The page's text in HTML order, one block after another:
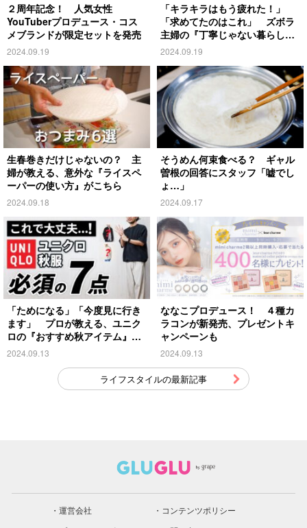
２周年記念！ 人気女性
YouTuberプロデュース・コス
メブランドが限定セットを発売
2024.09.19
「キラキラはもう疲れた！」
「求めてたのはこれ」 ズボラ
主婦の『丁寧じゃない暮らし』
がこちら
2024.09.19
生春巻きだけじゃないの？ 主
婦が教える、意外な『ライスペ
ーパーの使い方』がこちら
2024.09.18
そうめん何束食べる？ ギャル
曽根の回答にスタッフ「嘘でし
ょ…」
2024.09.17
「ためになる」「今度見に行き
ます」 プロが教える、ユニク
ロの『おすすめ秋アイテム』が
こちら
2024.09.13
ななこプロデュース！ ４種カ
ラコンが新発売、プレゼントキ
ャンペーンも
2024.09.13
ライフスタイルの最新記事
運営会社
コンテンツポリシー